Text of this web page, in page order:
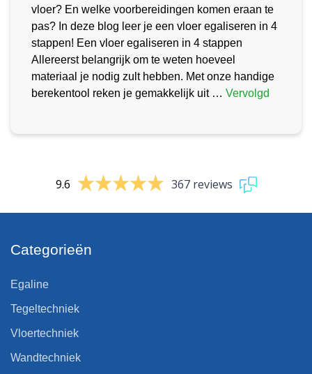
vloer? En welke voorbereidingen komen eraan te
pas? In deze blog leer je een vloer egaliseren in 4
stappen! Een vloer egaliseren in 4 stappen
Allereerst belangrijk om te weten hoeveel
materiaal je nodig zult hebben. Met onze handige
berekentool reken je gemakkelijk uit … Vervolgd
9.6 367 reviews
Categorieën
Egaline
Tegeltechniek
Vloertechniek
Wandtechniek